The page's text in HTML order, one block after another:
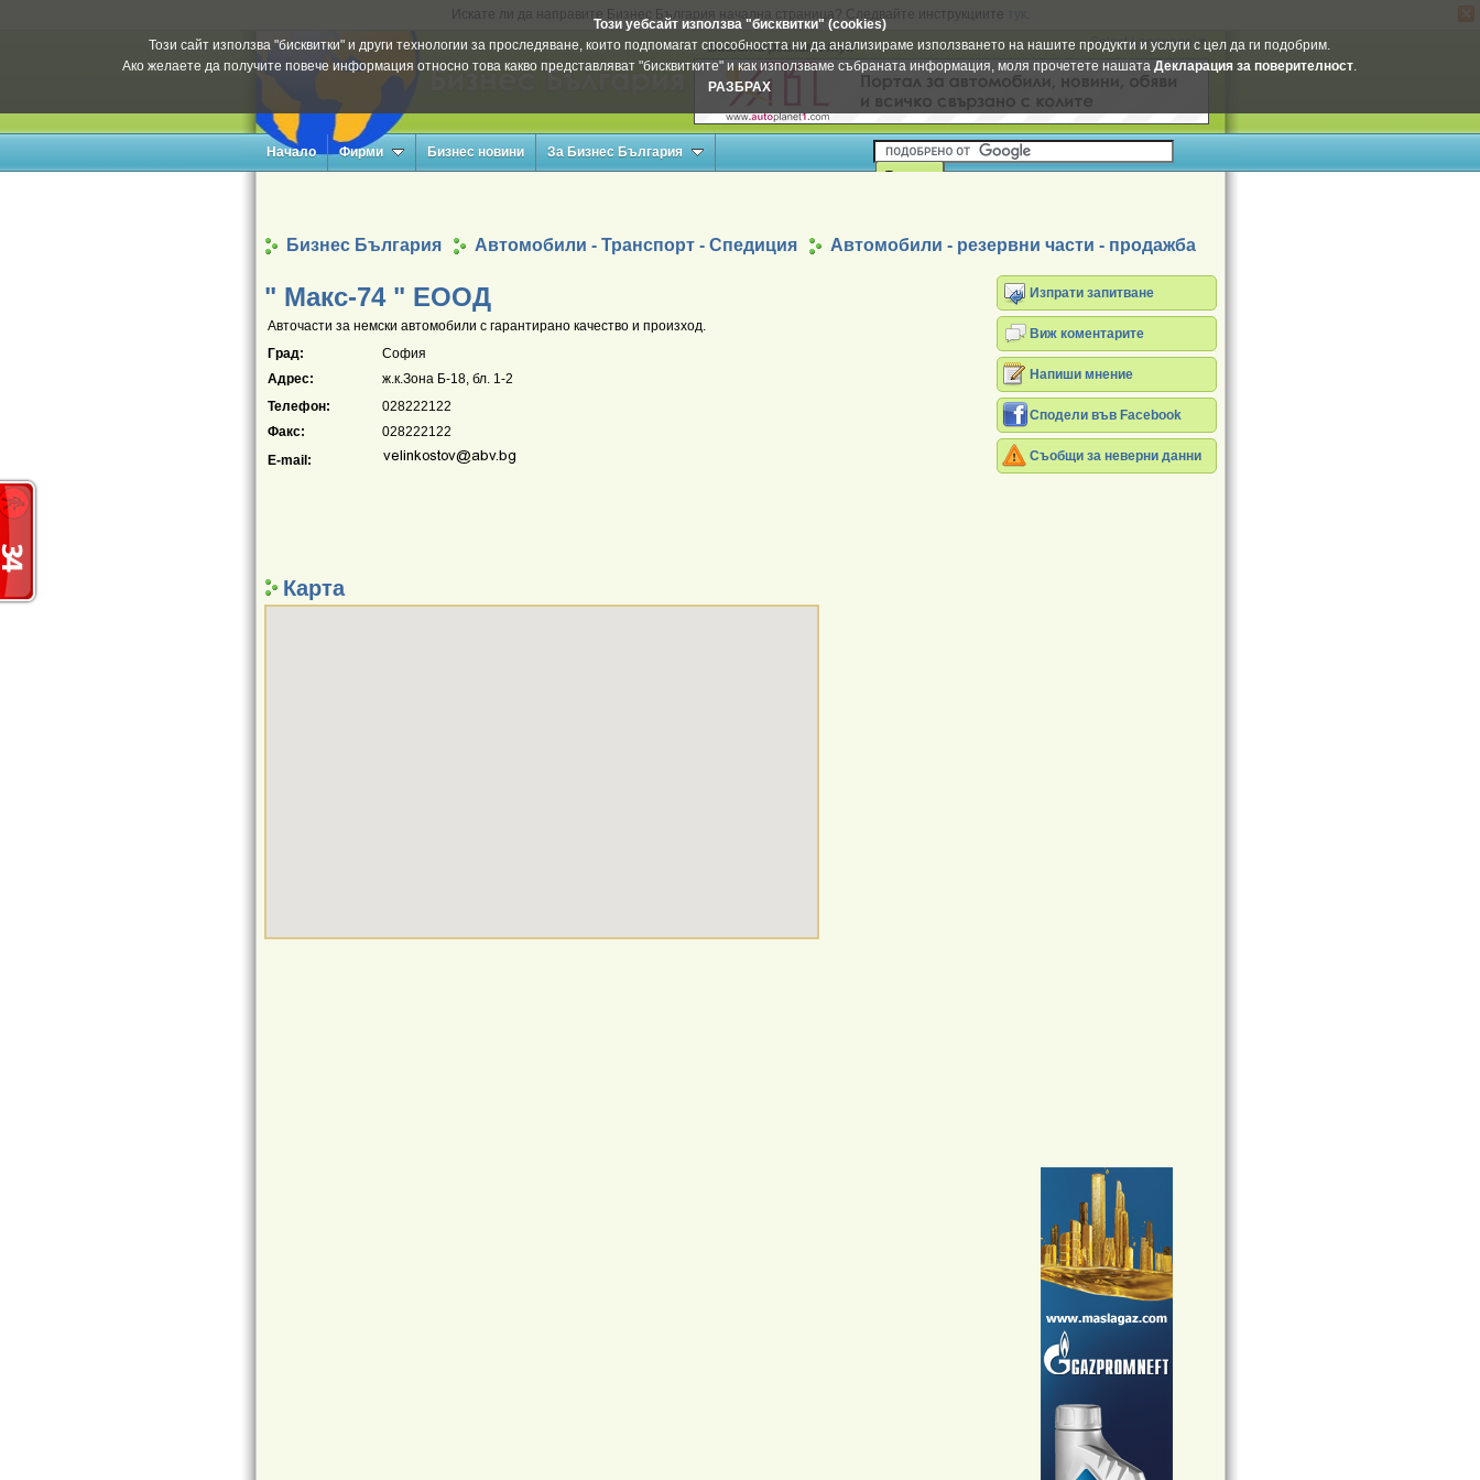
Искате ли да направите Бизнес България начална страница? Следвайте инструкциите
Този уебсайт използва "бисквитки" (cookies)
Този сайт използва "бисквитки" и други технологии за проследяване, които подпомагат способността ни да анализираме използването на нашите продукти и услуги с цел да ги подобрим.
Ако желаете да получите повече информация относно това какво представляват "бисквитките" и как използваме събраната информация, моля прочетете нашатаДекларация за поверителност.
РАЗБРАХ
Select Language ▼
Вашата реклама тук
Начало Фирми Бизнес новини За Бизнес България
Бизнес България Автомобили - Транспорт - Спедиция Автомобили - резервни части - продажба
" Макс-74 " ЕООД
Авточасти за немски автомобили с гарантирано качество и произход.
Град:
София
Адрес:
ж.к.Зона Б-18, бл. 1-2
Телефон:
028222122
Факс:
028222122
E-mail:
Карта
Изпрати запитване
Виж коментарите
Напиши мнение
Сподели във Facebook
Съобщи за неверни данни